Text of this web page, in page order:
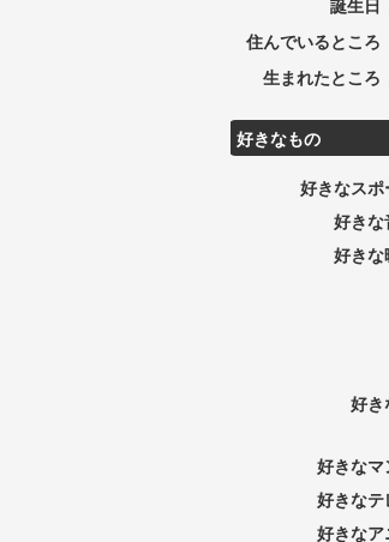
誕生日
住んでいるところ
生まれたところ
好きなもの
好きなスポ
好きな
好きな
好き
好きなマ
好きなテ
好きなア